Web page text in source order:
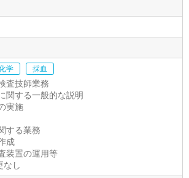
学 採血
査技師業務
関する一般的な説明
実施
する業務
成
装置の運用等
し